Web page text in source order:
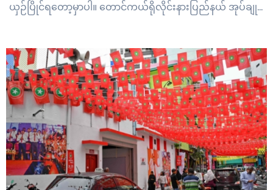
ယှဉ်ပြိုင်ရတော့မှာပါ။ တောင်ကယ်ရိုလိုင်းနားပြည်နယ် အုပ်ချုပ်
သမ္မတလောင်းရွေးချယ်ရေး နေရာ ၁၅ ခုထဲက ၁၄ နေရာမှာ ထရန့်
ကို…